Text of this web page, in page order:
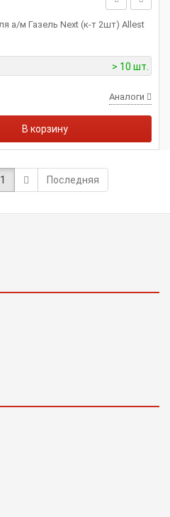
а/м Газель Next (к-т 2шт) Allest
> 10 шт.
Аналоги
В корзину
1 Последняя